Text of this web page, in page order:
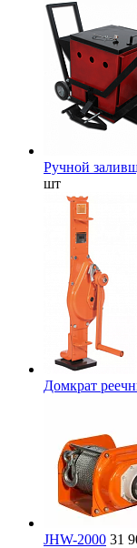
Ручной
шт
Домкрат
JHW-2000 31